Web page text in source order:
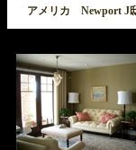
アメリカ Newport J